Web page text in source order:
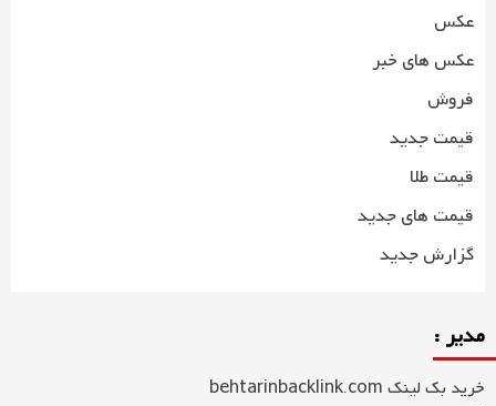
عکس
عکس های خبر
فروش
قیمت جدید
قیمت طلا
قیمت های جدید
گزارش جدید
مدیر :
خرید بک لینک behtarinbacklink.com